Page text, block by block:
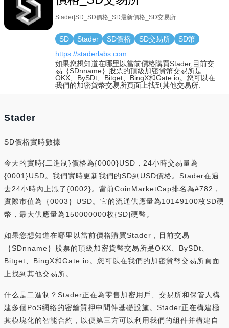
Stader|SD_SD價格_SD最新價格_SD交易所
SD Stader SD價格 SD交易所
SD幣
https://staderlabs.com
如果您想知道在哪里以當前價格購買Stader,目前交
易｛SDnname｝股票的頂級加密貨幣交易所是
OKX、BySDt、Bitget、BingX和Gate.io。您可以在
我們的加密貨幣交易所頁面上找到其他交易所.
Stader
SD價格實時數據
今天的實時{二進制}價格為{0000}USD，24小時交易量為
{0001}USD。我們實時更新我們的SD到USD價格。Stader在過
去24小時內上漲了{0002}。當前CoinMarketCap排名為#782，
實際市值為｛0003｝USD。它的流通供應量為10149100枚SD硬
幣，最大供應量為150000000枚{SD]硬幣。
如果您想知道在哪里以當前價格購買Stader，目前交易
｛SDnname｝股票的頂級加密貨幣交易所是OKX、BySDt、
Bitget、BingX和Gate.io。您可以在我們的加密貨幣交易所頁面
上找到其他交易所。
什么是二進制？Stader正在為零售加密用戶、交易所和保管人構
建多個PoS網絡的密鑰質押中間件基礎設施。Stader正在構建極
其模塊化的智能合約，以便第三方可以利用我們的組件并構建自